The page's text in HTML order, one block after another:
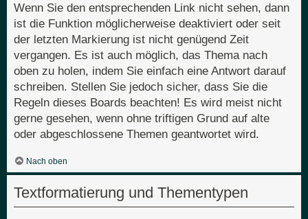
Wenn Sie den entsprechenden Link nicht sehen, dann
ist die Funktion möglicherweise deaktiviert oder seit
der letzten Markierung ist nicht genügend Zeit
vergangen. Es ist auch möglich, das Thema nach
oben zu holen, indem Sie einfach eine Antwort darauf
schreiben. Stellen Sie jedoch sicher, dass Sie die
Regeln dieses Boards beachten! Es wird meist nicht
gerne gesehen, wenn ohne triftigen Grund auf alte
oder abgeschlossene Themen geantwortet wird.
Nach oben
Textformatierung und Thementypen